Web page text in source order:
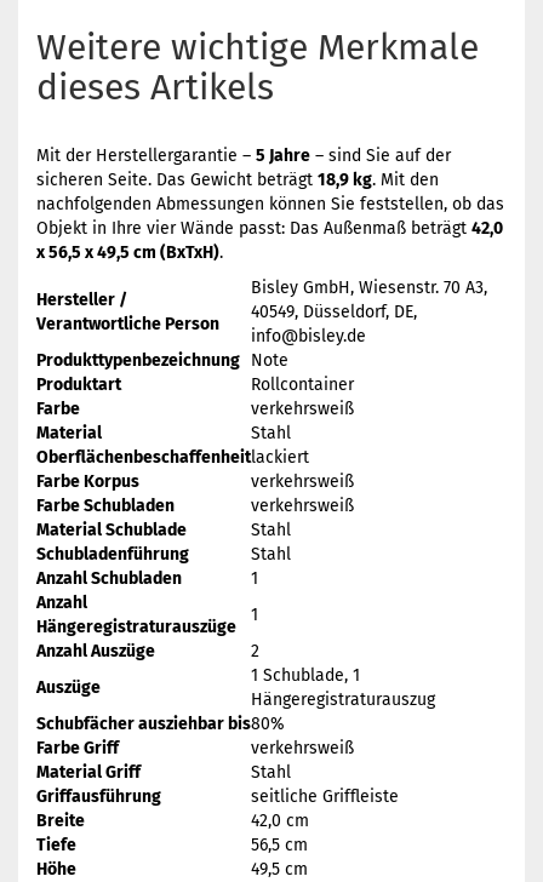
Weitere wichtige Merkmale
dieses Artikels
Mit der Herstellergarantie – 5 Jahre – sind Sie auf der
sicheren Seite. Das Gewicht beträgt 18,9 kg. Mit den
nachfolgenden Abmessungen können Sie feststellen, ob das
Objekt in Ihre vier Wände passt: Das Außenmaß beträgt 42,0
x 56,5 x 49,5 cm (BxTxH).
Hersteller /
Verantwortliche Person
Bisley GmbH, Wiesenstr. 70 A3,
40549, Düsseldorf, DE,
info@bisley.de
Produkttypenbezeichnung Note
Produktart
Rollcontainer
Farbe
verkehrsweiß
Material
Stahl
Oberflächenbeschaffenheitlackiert
Farbe Korpus
verkehrsweiß
Farbe Schubladen
verkehrsweiß
Material Schublade
Stahl
Schubladenführung
Stahl
Anzahl Schubladen
1
Anzahl
Hängeregistraturauszüge
1
Anzahl Auszüge
2
Auszüge
1 Schublade, 1
Hängeregistraturauszug
Schubfächer ausziehbar bis80%
Farbe Griff
verkehrsweiß
Material Griff
Stahl
Griffausführung
seitliche Griffleiste
Breite
42,0 cm
Tiefe
56,5 cm
Höhe
49,5 cm